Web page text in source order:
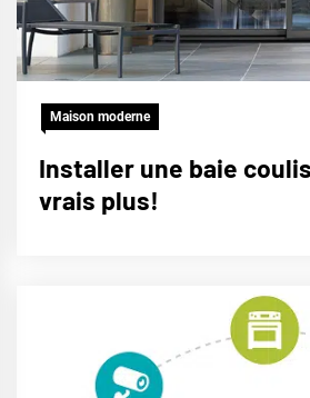
Maison moderne
Installer une baie
vrais plus!